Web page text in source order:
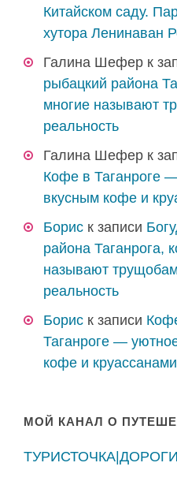
Китайском саду.
хутора Ленинаван
Галина Шефер к
рыбацкий района
многие называют
реальность
Галина Шефер к
Кофе в Таганроге
вкусным кофе и
Борис к записи
района Таганрога,
называют
реальность
Борис к записи
Таганроге —
кофе и круассанами
МОЙ КАНАЛ О